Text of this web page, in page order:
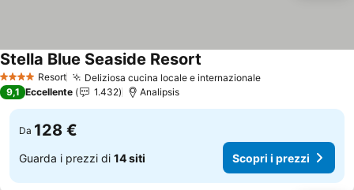
4 Stelle Resort Deliziosa cucina locale e internazionale
Stella Blue Seaside Resort
9,1 Eccellente 1.432 Analipsis
Da 128 €
Guarda i prezzi di 14 siti Scopri i prezzi